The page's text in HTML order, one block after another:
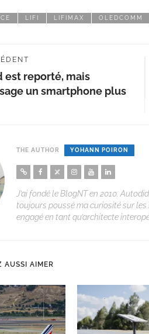
LIFI LIFIMAX OLEDCOMM
est reporté, mais
un smartphone plus
THE AUTHOR YOHANN POIRON
J’ai fondé le BlogNT en 2010.
toujours poussé ma curiosité sur
engagé en tant qu’architecte
AUSSI AIMER